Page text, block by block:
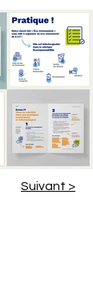
Suivant >